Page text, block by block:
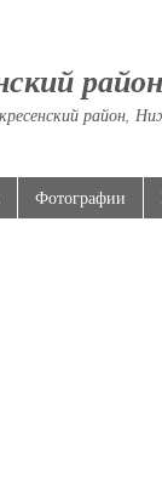
район
район,
Фотографии